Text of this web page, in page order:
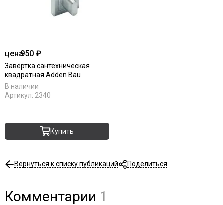
цена950 ₽
Завёртка сантехническая
квадратная Adden Bau
В наличии
Артикул: 2340
Купить
Вернуться к списку публикаций Поделиться
Комментарии 1